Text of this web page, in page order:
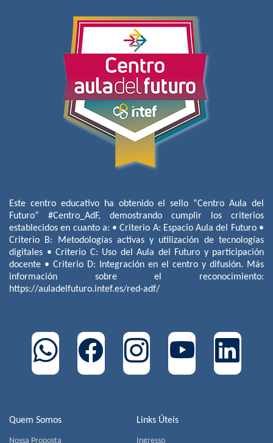
Quem Somos
Nossa Proposta
Links Úteis
Ingresso
Este centro educativo ha obtenido el sello “Centro Aula del
Futuro” #Centro_AdF, demostrando cumplir los criterios
establecidos en cuanto a: • Criterio A: Espacio Aula del Futuro •
Criterio B: Metodologías activas y utilización de tecnologías
digitales • Criterio C: Uso del Aula del Futuro y participación
docente • Criterio D: Integración en el centro y difusión. Más
información sobre el reconocimiento:
https://auladelfuturo.intef.es/red-adf/